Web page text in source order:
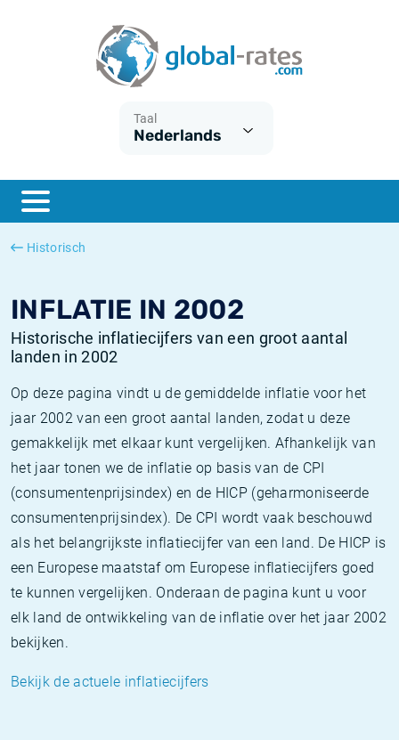
Taal
Nederlands
Historisch
INFLATIE IN 2002
Historische inflatiecijfers van een groot aantal
landen in 2002
Op deze pagina vindt u de gemiddelde inflatie voor het
jaar 2002 van een groot aantal landen, zodat u deze
gemakkelijk met elkaar kunt vergelijken. Afhankelijk van
het jaar tonen we de inflatie op basis van de CPI
(consumentenprijsindex) en de HICP (geharmoniseerde
consumentenprijsindex). De CPI wordt vaak beschouwd
als het belangrijkste inflatiecijfer van een land. De HICP is
een Europese maatstaf om Europese inflatiecijfers goed
te kunnen vergelijken. Onderaan de pagina kunt u voor
elk land de ontwikkeling van de inflatie over het jaar 2002
bekijken.
Bekijk de actuele inflatiecijfers
ESTER
SONIA
Wat is CPI inflatie?
Wat is HICP inflatie?
Nederlandse inflatie - CPI
Amerikaanse inflatie - CPI
Euribor historie
SOFR historie
TONAR historie
Inflatiecalculator